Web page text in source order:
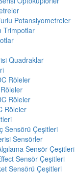
Potansiyometreler
Trimpotlar
Quadraklar
Röleler
Röleler
Röleler
Sensörü Çeşitleri
Sensörler
Sensör Çeşitleri
Sensör Çeşitleri
Sensörü Çeşitleri